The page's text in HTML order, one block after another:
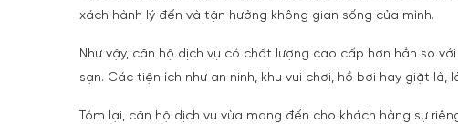
xách hành lý đến và tận hưởng không gian sống của mình.
Như vậy, căn hộ dịch vụ có chất lượng cao cấp hơn hẳn so
sạn. Các tiện ích như an ninh, khu vui chơi, hồ bơi hay giặt
Tóm lại, căn hộ dịch vụ vừa mang đến cho khách hàng sự